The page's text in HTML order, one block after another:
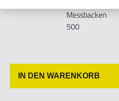
Messbacken
500
IN DEN WARENKORB